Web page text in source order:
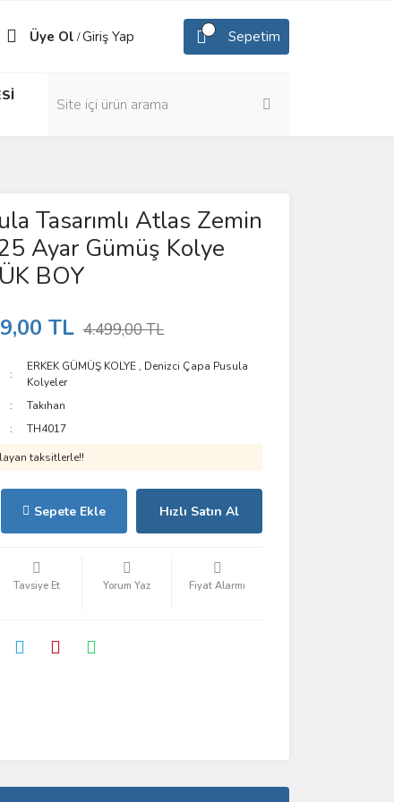
Üye Ol /Giriş Yap Sepetim
Tasarımlı Atlas Zemin
Ayar Gümüş Kolye
BOY
TL 4.499,00 TL
ERKEK GÜMÜŞ KOLYE , Denizci Çapa Pusula
Kolyeler
Takıhan
TH4017
taksitlerle!!
Sepete Ekle Hızlı Satın Al
Tavsiye Et Yorum Yaz Fiyat Alarmı